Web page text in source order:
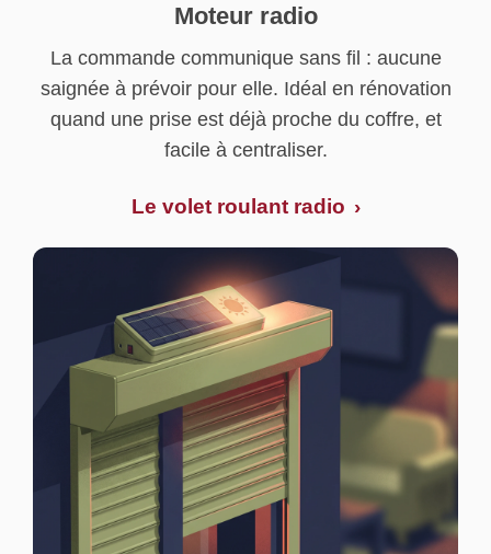
Moteur radio
La commande communique sans fil : aucune
saignée à prévoir pour elle. Idéal en rénovation
quand une prise est déjà proche du coffre, et
facile à centraliser.
Le volet roulant radio